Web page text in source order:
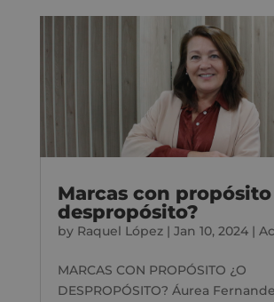
Marcas con propósito
despropósito?
by Raquel López| Jan 10, 2024|
MARCAS CON PROPÓSITO ¿O
DESPROPÓSITO? Áurea